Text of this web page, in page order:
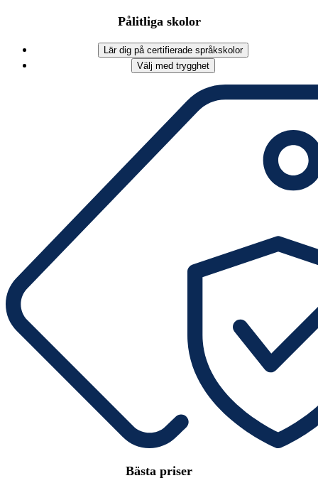
Pålitliga skolor
Lär dig på certifierade språkskolor
Välj med trygghet
Bästa priser